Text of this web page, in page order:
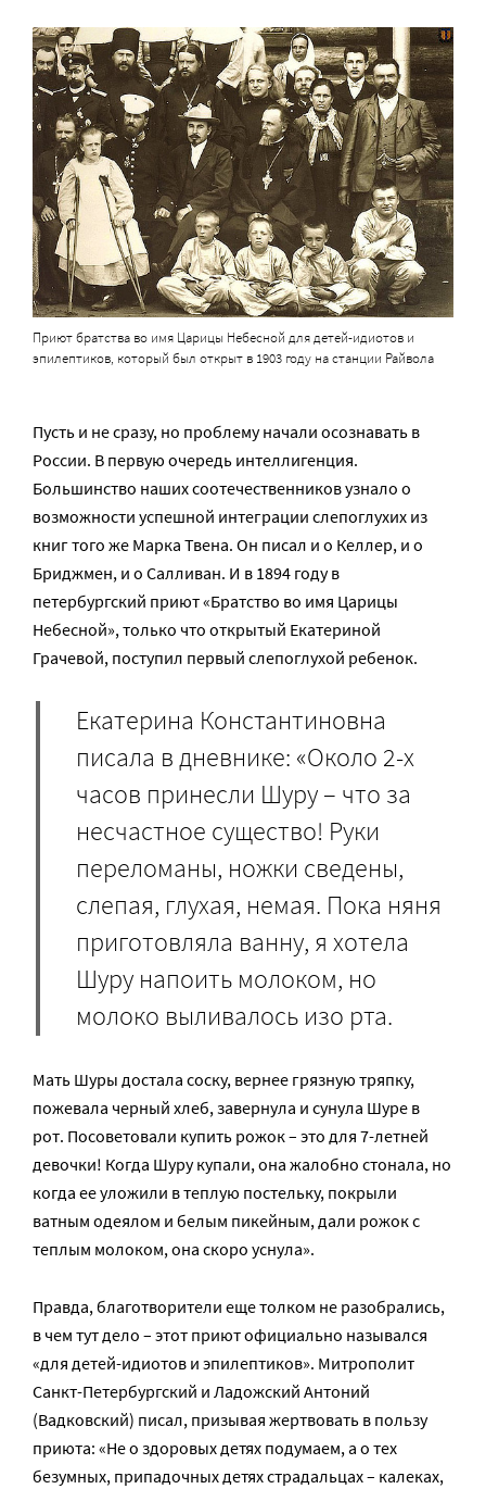
Приют братства во имя Царицы Небесной для детей-идиотов и
эпилептиков, который был открыт в 1903 году на станции Райвола
Пусть и не сразу, но проблему начали осознавать в
России. В первую очередь интеллигенция.
Большинство наших соотечественников узнало о
возможности успешной интеграции слепоглухих из
книг того же Марка Твена. Он писал и о Келлер, и о
Бриджмен, и о Салливан. И в 1894 году в
петербургский приют «Братство во имя Царицы
Небесной», только что открытый Екатериной
Грачевой, поступил первый слепоглухой ребенок.
Екатерина Константиновна
писала в дневнике: «Около 2-х
часов принесли Шуру – что за
несчастное существо! Руки
переломаны, ножки сведены,
слепая, глухая, немая. Пока няня
приготовляла ванну, я хотела
Шуру напоить молоком, но
молоко выливалось изо рта.
Мать Шуры достала соску, вернее грязную тряпку,
пожевала черный хлеб, завернула и сунула Шуре в
рот. Посоветовали купить рожок – это для 7-летней
девочки! Когда Шуру купали, она жалобно стонала, но
когда ее уложили в теплую постельку, покрыли
ватным одеялом и белым пикейным, дали рожок с
теплым молоком, она скоро уснула».
Правда, благотворители еще толком не разобрались,
в чем тут дело – этот приют официально назывался
«для детей-идиотов и эпилептиков». Митрополит
Санкт-Петербургский и Ладожский Антоний
(Вадковский) писал, призывая жертвовать в пользу
приюта: «Не о здоровых детях подумаем, а о тех
безумных, припадочных детях страдальцах – калеках,